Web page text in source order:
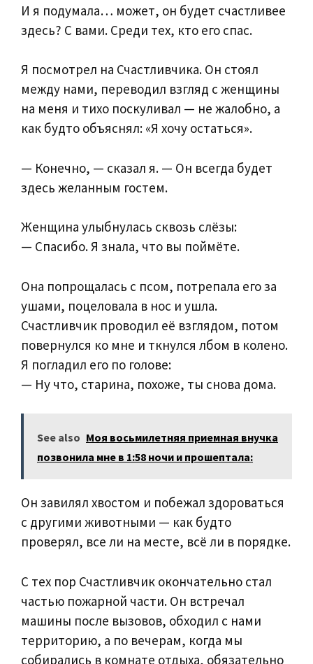
И я подумала… может, он будет счастливее
здесь? С вами. Среди тех, кто его спас.
Я посмотрел на Счастливчика. Он стоял
между нами, переводил взгляд с женщины
на меня и тихо поскуливал — не жалобно, а
как будто объяснял: «Я хочу остаться».
— Конечно, — сказал я. — Он всегда будет
здесь желанным гостем.
Женщина улыбнулась сквозь слёзы:
— Спасибо. Я знала, что вы поймёте.
Она попрощалась с псом, потрепала его за
ушами, поцеловала в нос и ушла.
Счастливчик проводил её взглядом, потом
повернулся ко мне и ткнулся лбом в колено.
Я погладил его по голове:
— Ну что, старина, похоже, ты снова дома.
See also Моя восьмилетняя приемная внучка
позвонила мне в 1:58 ночи и прошептала:
Он завилял хвостом и побежал здороваться
с другими животными — как будто
проверял, все ли на месте, всё ли в порядке.
С тех пор Счастливчик окончательно стал
частью пожарной части. Он встречал
машины после вызовов, обходил с нами
территорию, а по вечерам, когда мы
собирались в комнате отдыха, обязательно